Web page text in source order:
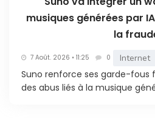
musiques générées par
la
7 Août. 2026 • 11:25 0 Internet
Suno renforce ses garde-fous
des abus liés à la musique